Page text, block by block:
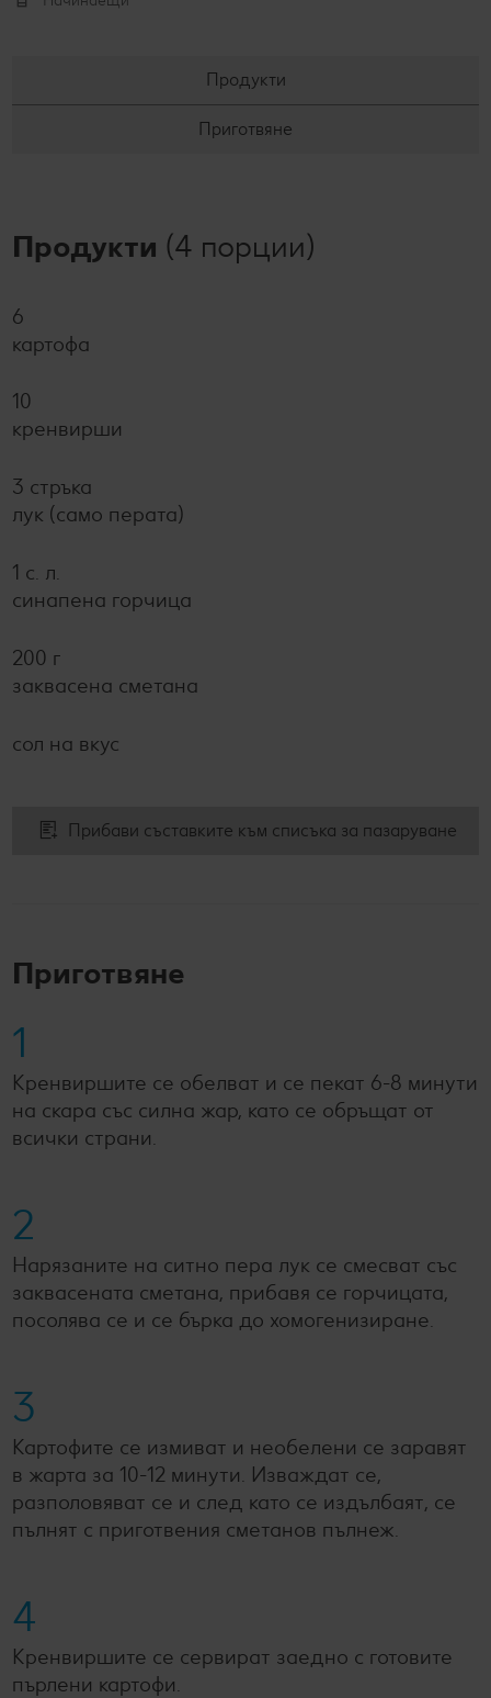
Продукти
Приготвяне
Продукти (4 порции)
6
картофа
10
кренвирши
3 стръка
лук (само перата)
1 с. л.
синапена горчица
200 г
заквасена сметана
сол на вкус
Прибави съставките към списъка за пазаруване
Приготвяне
1
Кренвиршите се обелват и се пекат 6-8 минути
на скара със силна жар, като се обръщат от
всички страни.
2
Нарязаните на ситно пера лук се смесват със
заквасената сметана, прибавя се горчицата,
посолява се и се бърка до хомогенизиране.
3
Картофите се измиват и необелени се заравят
в жарта за 10-12 минути. Изваждат се,
разполовяват се и след като се издълбаят, се
пълнят с приготвения сметанов пълнеж.
4
Кренвиршите се сервират заедно с готовите
пърлени картофи.